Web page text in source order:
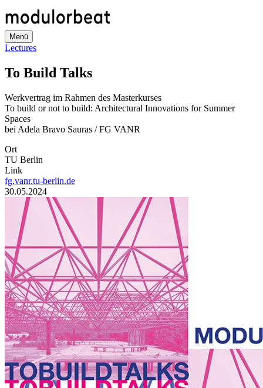
zum
Inhalt
Menü
Lectures
To Build Talks
Werkvertrag im Rahmen des Masterkurses
To build or not to build: Architectural Innovations for Summer
Spaces
bei Adela Bravo Sauras / FG VANR
Ort
TU Berlin
Link
fg.vanr.tu-berlin.de
Datum
30.05.2024